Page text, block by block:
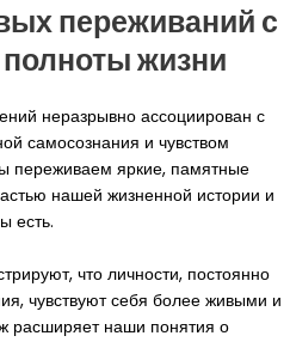
переживаний с
жизни
неразрывно ассоциирован с
самосознания и чувством
переживаем яркие, памятные
нашей жизненной истории и
есть.
что личности, постоянно
чувствуют себя более живыми и
расширяет наши понятия о